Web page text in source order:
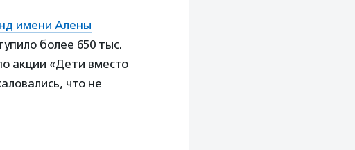
имени Алены
более 650 тыс.
акции «Дети вместо
что не